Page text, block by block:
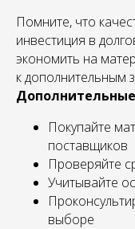
Помните, что
инвестиция в
экономить на
к дополнительным
Покупайте
поставщиков
Проверяйте
Учитывайте
выборе